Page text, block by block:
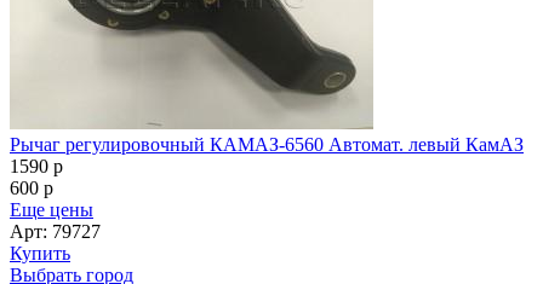
Рычаг регулировочный КАМАЗ-6560 Автомат. левый КамАЗ
1590 p
600 p
Еще цены
Арт: 79727
Купить
Выбрать город